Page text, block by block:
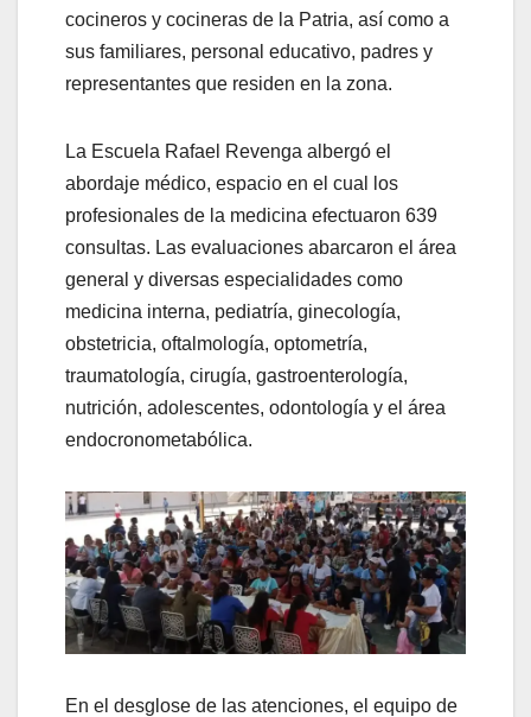
cocineros y cocineras de la Patria, así como a
sus familiares, personal educativo, padres y
representantes que residen en la zona.
La Escuela Rafael Revenga albergó el
abordaje médico, espacio en el cual los
profesionales de la medicina efectuaron 639
consultas. Las evaluaciones abarcaron el área
general y diversas especialidades como
medicina interna, pediatría, ginecología,
obstetricia, oftalmología, optometría,
traumatología, cirugía, gastroenterología,
nutrición, adolescentes, odontología y el área
endocronometabólica.
En el desglose de las atenciones, el equipo de